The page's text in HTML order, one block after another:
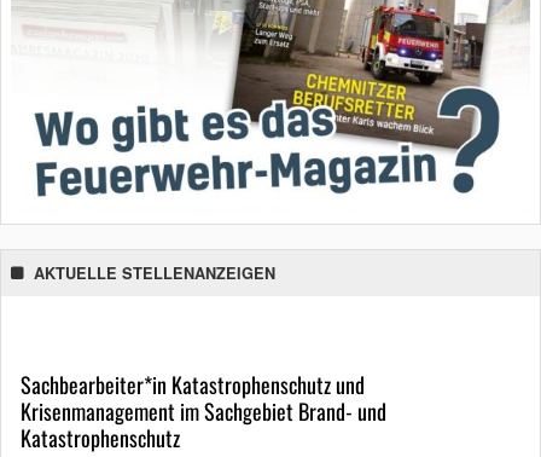
AKTUELLE STELLENANZEIGEN
Sachbearbeiter*in Katastrophenschutz und
Krisenmanagement im Sachgebiet Brand- und
Katastrophenschutz